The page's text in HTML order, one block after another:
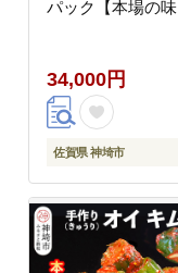
パック【本場の
リ辛】(H104127)
34,000円
佐賀県 神埼市